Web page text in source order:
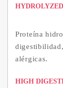
Proteína
alérgicas.
HIGH